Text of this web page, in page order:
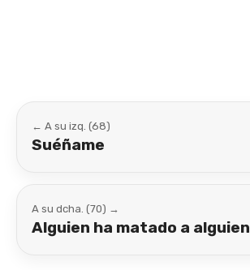
← A su izq. (68)
Suéñame
A su dcha. (70) →
Alguien ha matado a alguien